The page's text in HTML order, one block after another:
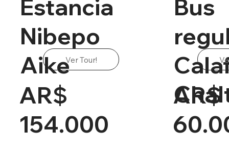
Estancia
Nibepo
AikeVer Tour!
AR$
154.000
Bus
AR$